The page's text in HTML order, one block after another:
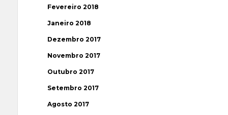
Fevereiro 2018
Janeiro 2018
Dezembro 2017
Novembro 2017
Outubro 2017
Setembro 2017
Agosto 2017